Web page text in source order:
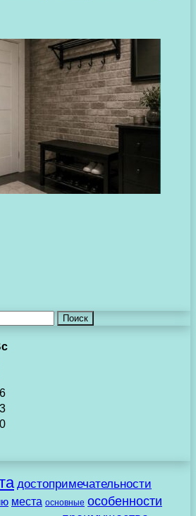
достопримечательности
места основные особенности